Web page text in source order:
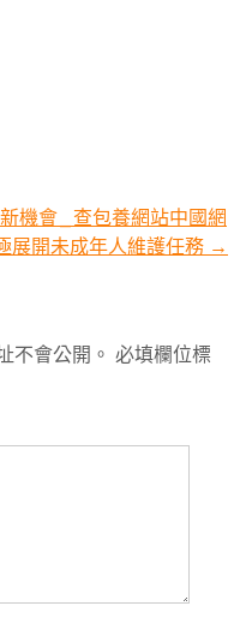
機會_查包養網站中國網
展開未成年人維護任務 →
不會公開。 必填欄位標